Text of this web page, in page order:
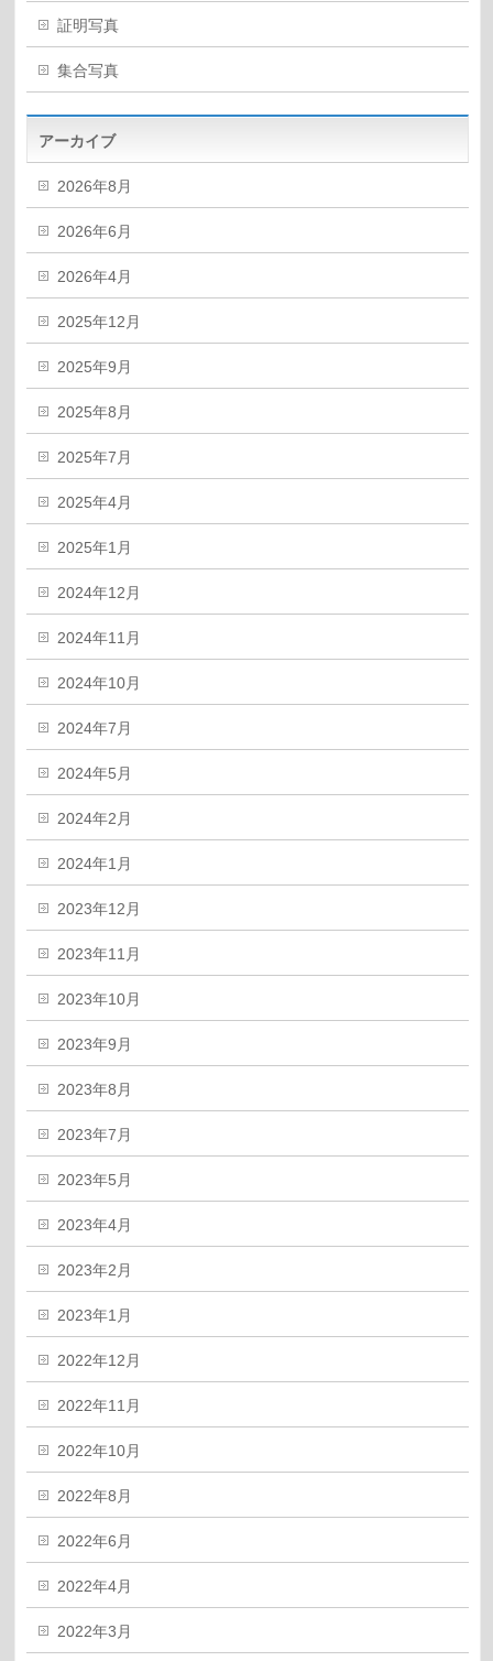
証明写真
集合写真
アーカイブ
2026年8月
2026年6月
2026年4月
2025年12月
2025年9月
2025年8月
2025年7月
2025年4月
2025年1月
2024年12月
2024年11月
2024年10月
2024年7月
2024年5月
2024年2月
2024年1月
2023年12月
2023年11月
2023年10月
2023年9月
2023年8月
2023年7月
2023年5月
2023年4月
2023年2月
2023年1月
2022年12月
2022年11月
2022年10月
2022年8月
2022年6月
2022年4月
2022年3月